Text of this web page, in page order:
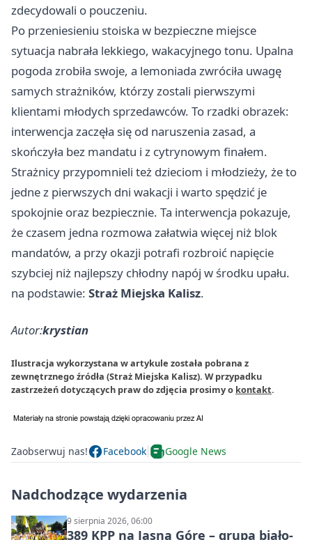
zdecydowali o pouczeniu.
Po przeniesieniu stoiska w bezpieczne miejsce
sytuacja nabrała lekkiego, wakacyjnego tonu. Upalna
pogoda zrobiła swoje, a lemoniada zwróciła uwagę
samych strażników, którzy zostali pierwszymi
klientami młodych sprzedawców. To rzadki obrazek:
interwencja zaczęła się od naruszenia zasad, a
skończyła bez mandatu i z cytrynowym finałem.
Strażnicy przypomnieli też dzieciom i młodzieży, że to
jedne z pierwszych dni wakacji i warto spędzić je
spokojnie oraz bezpiecznie. Ta interwencja pokazuje,
że czasem jedna rozmowa załatwia więcej niż blok
mandatów, a przy okazji potrafi rozbroić napięcie
szybciej niż najlepszy chłodny napój w środku upału.
na podstawie: Straż Miejska Kalisz.
Autor:krystian
Ilustracja wykorzystana w artykule została pobrana z
zewnętrznego źródła (Straż Miejska Kalisz). W przypadku
zastrzeżeń dotyczących praw do zdjęcia prosimy o kontakt.
Zaobserwuj nas! Facebook Google News
Nadchodzące wydarzenia
9 sierpnia 2026, 06:00
389 KPP na Jasną Górę – grupa biało-